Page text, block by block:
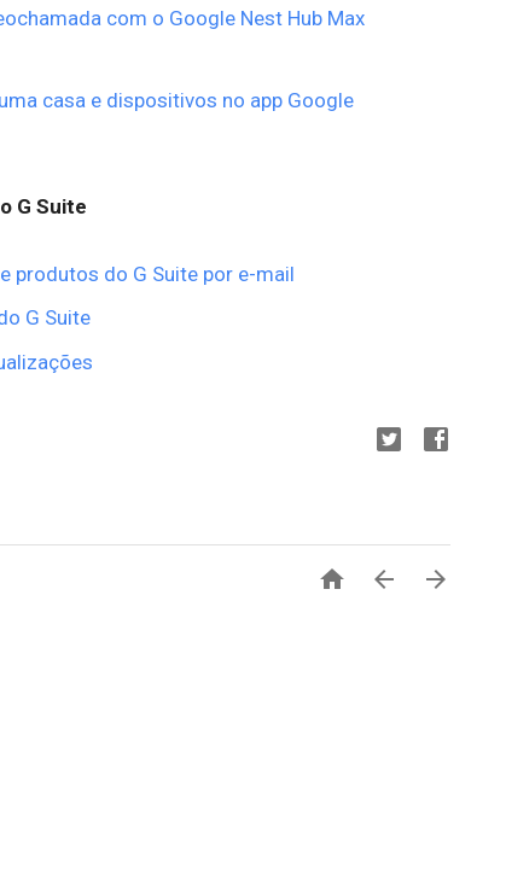
com o Google Nest Hub Max
casa e dispositivos no app Google
G Suite
produtos do G Suite por e-mail
G Suite
  